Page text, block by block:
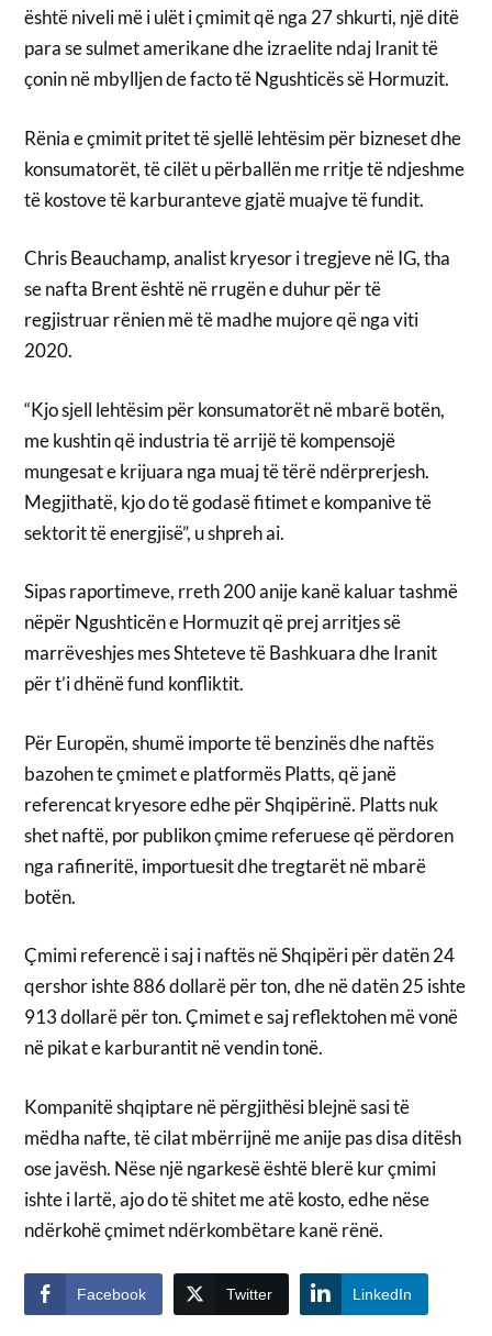
është niveli më i ulët i çmimit që nga 27 shkurti, një ditë
para se sulmet amerikane dhe izraelite ndaj Iranit të
çonin në mbylljen de facto të Ngushticës së Hormuzit.
Rënia e çmimit pritet të sjellë lehtësim për bizneset dhe
konsumatorët, të cilët u përballën me rritje të ndjeshme
të kostove të karburanteve gjatë muajve të fundit.
Chris Beauchamp, analist kryesor i tregjeve në IG, tha
se nafta Brent është në rrugën e duhur për të
regjistruar rënien më të madhe mujore që nga viti
2020.
“Kjo sjell lehtësim për konsumatorët në mbarë botën,
me kushtin që industria të arrijë të kompensojë
mungesat e krijuara nga muaj të tërë ndërprerjesh.
Megjithatë, kjo do të godasë fitimet e kompanive të
sektorit të energjisë”, u shpreh ai.
Sipas raportimeve, rreth 200 anije kanë kaluar tashmë
nëpër Ngushticën e Hormuzit që prej arritjes së
marrëveshjes mes Shteteve të Bashkuara dhe Iranit
për t’i dhënë fund konfliktit.
Për Europën, shumë importe të benzinës dhe naftës
bazohen te çmimet e platformës Platts, që janë
referencat kryesore edhe për Shqipërinë. Platts nuk
shet naftë, por publikon çmime referuese që përdoren
nga rafineritë, importuesit dhe tregtarët në mbarë
botën.
Çmimi referencë i saj i naftës në Shqipëri për datën 24
qershor ishte 886 dollarë për ton, dhe në datën 25 ishte
913 dollarë për ton. Çmimet e saj reflektohen më vonë
në pikat e karburantit në vendin tonë.
Kompanitë shqiptare në përgjithësi blejnë sasi të
mëdha nafte, të cilat mbërrijnë me anije pas disa ditësh
ose javësh. Nëse një ngarkesë është blerë kur çmimi
ishte i lartë, ajo do të shitet me atë kosto, edhe nëse
ndërkohë çmimet ndërkombëtare kanë rënë.
Facebook Twitter LinkedIn